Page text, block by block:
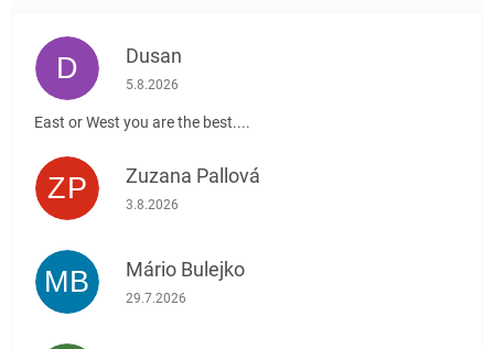
D Dusan
Hodnotenie obchodu je 5 z 5 hviezdičiek.
5.8.2026
East or West you are the best....
ZP Zuzana Pallová
Hodnotenie obchodu je 5 z 5 hviezdičiek.
3.8.2026
MB Mário Bulejko
Hodnotenie obchodu je 5 z 5 hviezdičiek.
29.7.2026